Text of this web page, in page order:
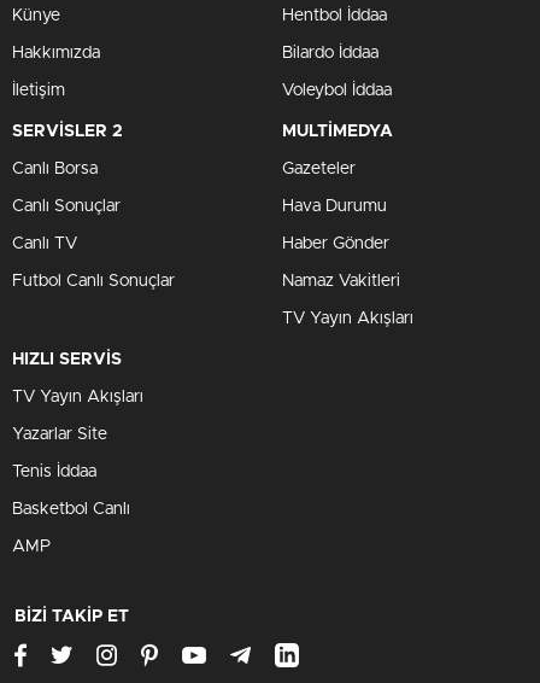
Künye
Hakkımızda
İletişim
Hentbol İddaa
Bilardo İddaa
Voleybol İddaa
SERVİSLER 2
Canlı Borsa
Canlı Sonuçlar
Canlı TV
Futbol Canlı Sonuçlar
MULTİMEDYA
Gazeteler
Hava Durumu
Haber Gönder
Namaz Vakitleri
TV Yayın Akışları
HIZLI SERVİS
TV Yayın Akışları
Yazarlar Site
Tenis İddaa
Basketbol Canlı
AMP
BİZİ TAKİP ET